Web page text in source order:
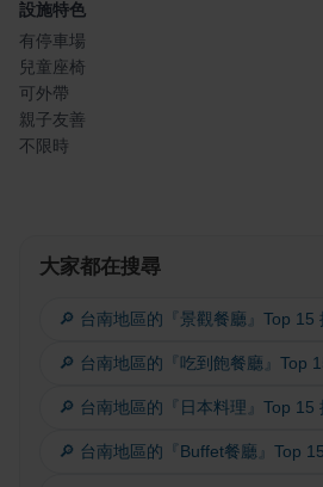
設施特色
有停車場
兒童座椅
可外帶
親子友善
不限時
大家都在搜尋
🔎 台南地區的『景觀餐廳』Top 15
🔎 台南地區的『吃到飽餐廳』Top
🔎 台南地區的『日本料理』Top 15
🔎 台南地區的『Buffet餐廳』Top